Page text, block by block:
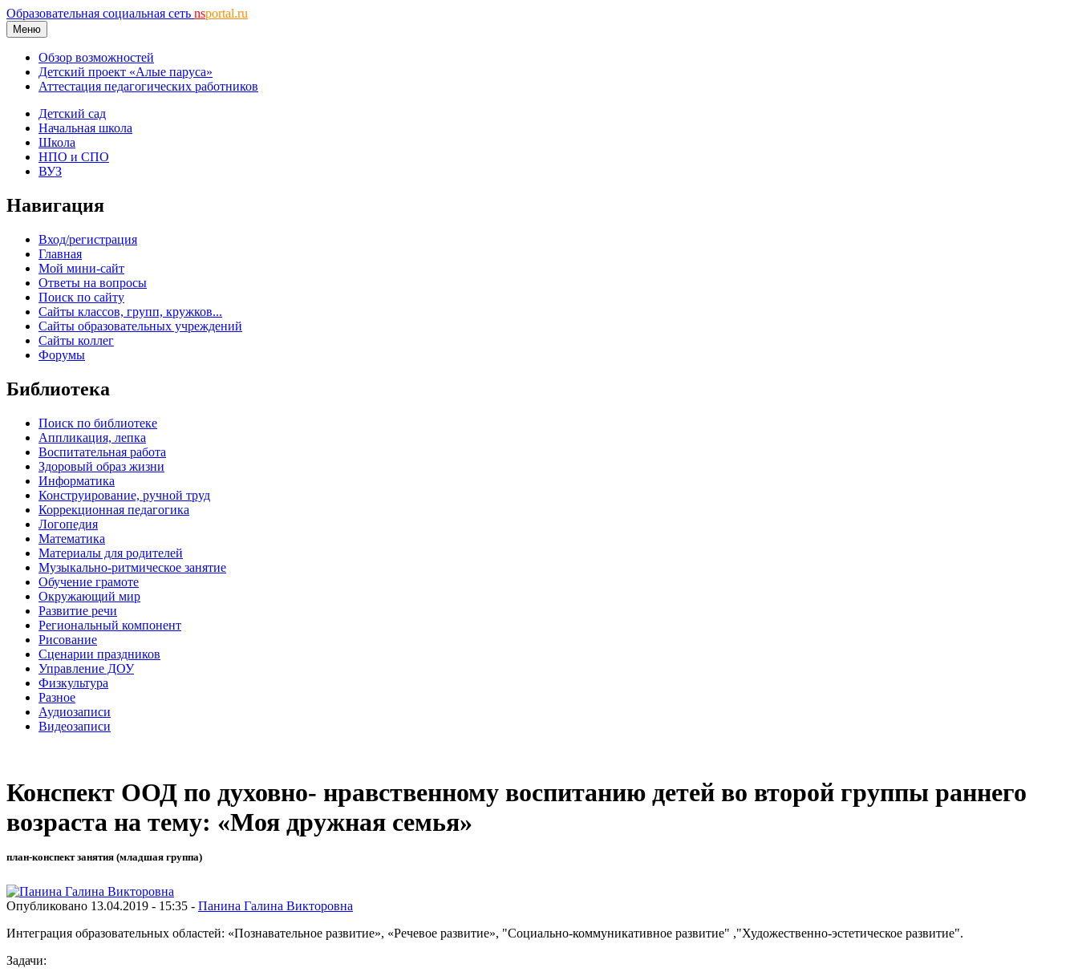
Образовательная социальная сеть nsportal.ru
Меню
Обзор возможностей
Детский проект «Алые паруса»
Аттестация педагогических работников
Детский сад
Начальная школа
Школа
НПО и СПО
ВУЗ
Навигация
Вход/регистрация
Главная
Мой мини-сайт
Ответы на вопросы
Поиск по сайту
Сайты классов, групп, кружков...
Сайты образовательных учреждений
Сайты коллег
Форумы
Библиотека
Поиск по библиотеке
Аппликация, лепка
Воспитательная работа
Здоровый образ жизни
Информатика
Конструирование, ручной труд
Коррекционная педагогика
Логопедия
Математика
Материалы для родителей
Музыкально-ритмическое занятие
Обучение грамоте
Окружающий мир
Развитие речи
Региональный компонент
Рисование
Сценарии праздников
Управление ДОУ
Физкультура
Разное
Аудиозаписи
Видеозаписи
Конспект ООД по духовно- нравственному воспитанию детей во второй группы раннего
возраста на тему: «Моя дружная семья»
план-конспект занятия (младшая группа)
Опубликовано 13.04.2019 - 15:35 - Панина Галина Викторовна
Интеграция образовательных областей: «Познавательное развитие», «Речевое развитие», "Социально-коммуникативное развитие" ,"Художественно-эстетическое развитие".
Задачи: